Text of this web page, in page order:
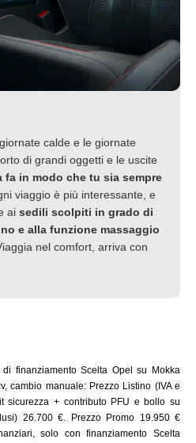
strettamente necessari,
consenso, di profilazione di
le preferenze
tutti " acconsenti
cliccando su "Gestisci cookie"
scelte rispetto ai cookie. Per
cookie cliccaqui.
calde e le giornate
di grandi oggetti e le uscite
fa in modo che tu sia sempre
viaggio è più interessante, e
ai sedili scolpiti in grado di
e alla funzione massaggio
nel comfort, arriva con
di finanziamento Scelta Opel su Mokka
cambio manuale: Prezzo Listino (IVA e
sicurezza + contributo PFU e bollo su
26.700 €. Prezzo Promo 19.950 €
solo con finanziamento Scelta